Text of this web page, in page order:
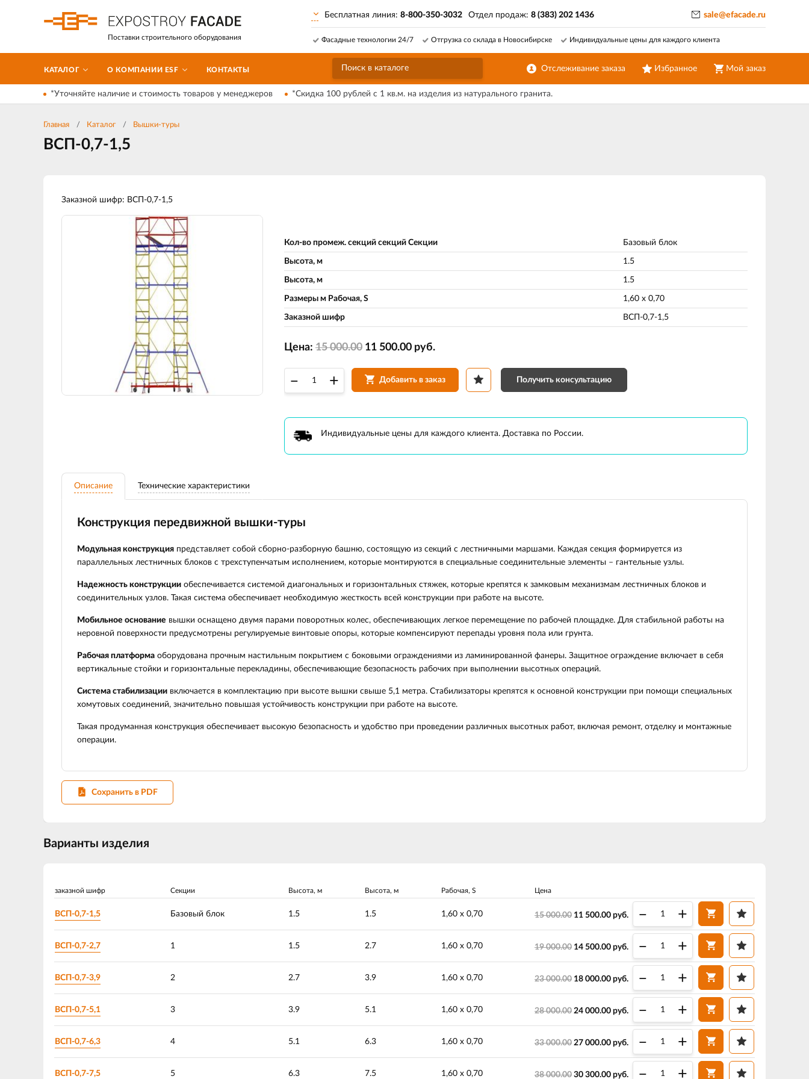
Поставки строительного оборудования
Бесплатная линия: 8-800-350-3032 Отдел продаж: 8 (383) 202 1436
Отслеживание заказа Избранное Мой заказ
Фасадные технологии 24/7 Отгрузка со склада в Новосибирске Индивидуальные цены для каждого клиента
КАТАЛОГ О КОМПАНИИ ESF КОНТАКТЫ
sale@efacade.ru
*Уточняйте наличие и стоимость товаров у менеджеров *Скидка 100 рублей с 1 кв.м. на изделия из натурального гранита.
Главная Каталог Вышки-туры
ВСП-0,7-1,5
Заказной шифр: ВСП-0,7-1,5
Кол-во промеж. секций секций Секции Базовый блок
Высота, м 1.5
Высота, м 1.5
Размеры м Рабочая, S 1,60 х 0,70
Заказной шифр ВСП-0,7-1,5
Цена: 15 000.00 11 500.00 руб.
– + Добавить в заказ Получить консультацию
Индивидуальные цены для каждого клиента. Доставка по России.
Описание Технические характеристики
Конструкция передвижной вышки-туры
Модульная конструкция представляет собой сборно-разборную башню, состоящую из секций с лестничными маршами. Каждая секция формируется из
параллельных лестничных блоков с трехступенчатым исполнением, которые монтируются в специальные соединительные элементы – гантельные узлы.
Надежность конструкции обеспечивается системой диагональных и горизонтальных стяжек, которые крепятся к замковым механизмам лестничных блоков и
соединительных узлов. Такая система обеспечивает необходимую жесткость всей конструкции при работе на высоте.
Мобильное основание вышки оснащено двумя парами поворотных колес, обеспечивающих легкое перемещение по рабочей площадке. Для стабильной работы на
неровной поверхности предусмотрены регулируемые винтовые опоры, которые компенсируют перепады уровня пола или грунта.
Рабочая платформа оборудована прочным настильным покрытием с боковыми ограждениями из ламинированной фанеры. Защитное ограждение включает в себя
вертикальные стойки и горизонтальные перекладины, обеспечивающие безопасность рабочих при выполнении высотных операций.
Система стабилизации включается в комплектацию при высоте вышки свыше 5,1 метра. Стабилизаторы крепятся к основной конструкции при помощи специальных
хомутовых соединений, значительно повышая устойчивость конструкции при работе на высоте.
Такая продуманная конструкция обеспечивает высокую безопасность и удобство при проведении различных высотных работ, включая ремонт, отделку и монтажные
операции.
Сохранить в PDF
Варианты изделия
заказной шифр Секции Высота, м Высота, м Рабочая, S Цена
ВСП-0,7-1,5 Базовый блок 1.5 1.5 1,60 х 0,70 15 000.00 11 500.00 руб. – +
ВСП-0,7-2,7 1 1.5 2.7 1,60 х 0,70 19 000.00 14 500.00 руб. – +
ВСП-0,7-3,9 2 2.7 3.9 1,60 х 0,70 23 000.00 18 000.00 руб. – +
ВСП-0,7-5,1 3 3.9 5.1 1,60 х 0,70 28 000.00 24 000.00 руб. – +
ВСП-0,7-6,3 4 5.1 6.3 1,60 х 0,70 33 000.00 27 000.00 руб. – +
ВСП-0,7-7,5 5 6.3 7.5 1,60 х 0,70 38 000.00 30 300.00 руб. – +